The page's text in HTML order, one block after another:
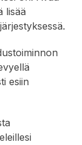
lisää
esiin